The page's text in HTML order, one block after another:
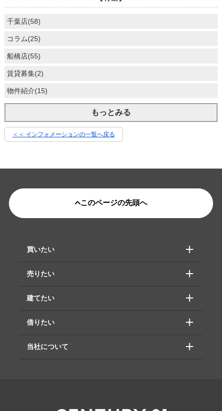
千葉店(58)
コラム(25)
船橋店(55)
賃貸募集(2)
物件紹介(15)
もっとみる
＜＜ インフォメーションの一覧へ戻る
このページの先頭へ
買いたい
売りたい
建てたい
借りたい
当社について